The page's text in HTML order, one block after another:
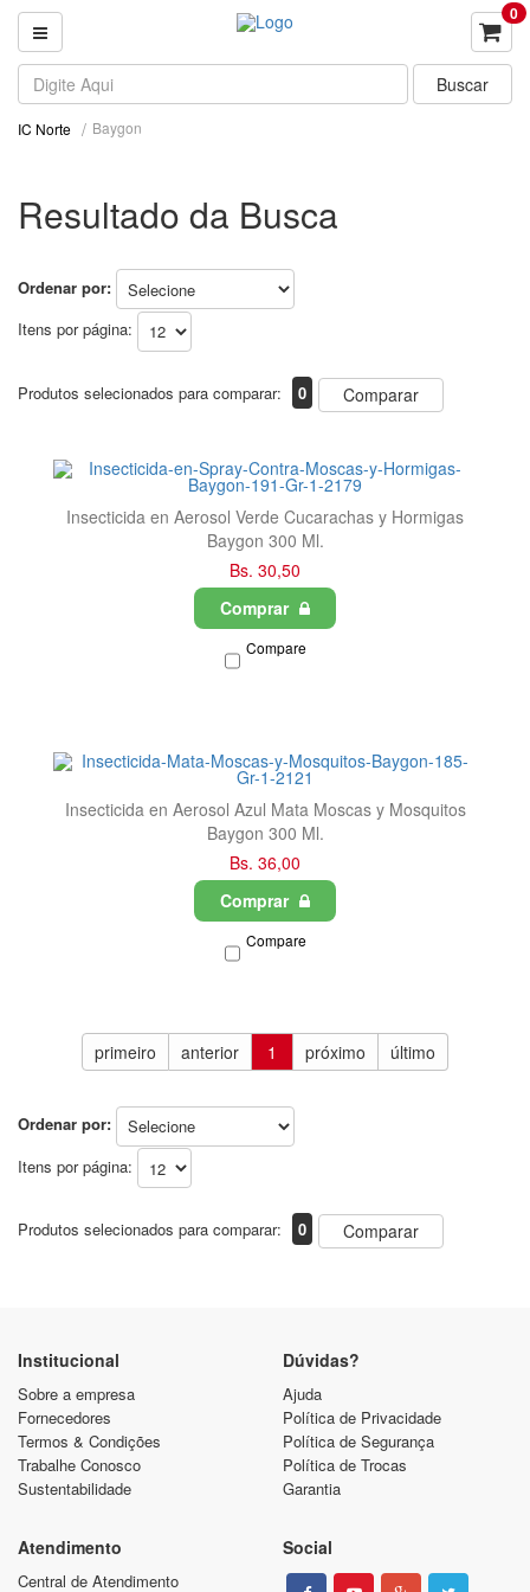
0
IC Norte Baygon
Resultado da Busca
Ordenar por:
Itens por página:
Produtos selecionados para comparar: 0 Comparar
Insecticida en Aerosol Verde Cucarachas y Hormigas
Baygon 300 Ml.
Bs. 30,50
Comprar
Compare
Insecticida en Aerosol Azul Mata Moscas y Mosquitos
Baygon 300 Ml.
Bs. 36,00
Comprar
Compare
primeiro anterior 1 próximo último
Ordenar por:
Itens por página:
Produtos selecionados para comparar: 0 Comparar
Institucional
Sobre a empresa
Fornecedores
Termos & Condições
Trabalhe Conosco
Sustentabilidade
Dúvidas?
Ajuda
Política de Privacidade
Política de Segurança
Política de Trocas
Garantia
Atendimento
Central de Atendimento
Social